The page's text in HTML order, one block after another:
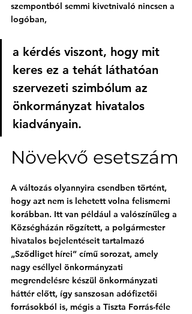
szempontból semmi kivetnivaló nincsen a
logóban,
a kérdés viszont, hogy mit
keres ez a tehát láthatóan
szervezeti szimbólum az
önkormányzat hivatalos
kiadványain.
Növekvő esetszám
A változás olyannyira csendben történt,
hogy azt nem is lehetett volna felismerni
korábban. Itt van például a valószínűleg a
Községházán rögzített, a polgármester
hivatalos bejelentéseit tartalmazó
„Sződliget hírei” című sorozat, amely
nagy eséllyel önkormányzati
megrendelésre készül önkormányzati
háttér előtt, így sanszosan adófizetői
forrásokból is, mégis a Tiszta Forrás-féle